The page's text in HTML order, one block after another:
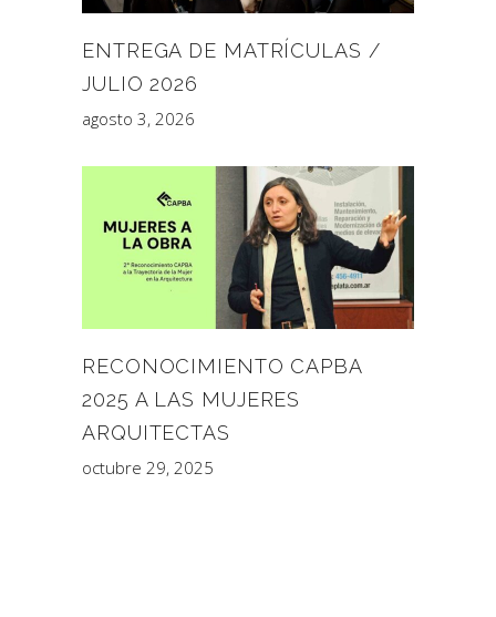
ENTREGA DE MATRÍCULAS /
JULIO 2026
agosto 3, 2026
RECONOCIMIENTO CAPBA
2025 A LAS MUJERES
ARQUITECTAS
octubre 29, 2025